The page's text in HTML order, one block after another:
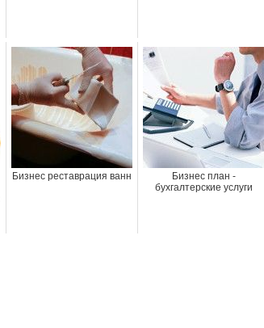
Бизнес реставрация ванн
Бизнес план -
бухгалтерские услуги